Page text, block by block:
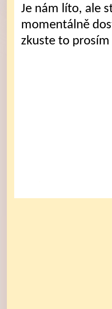
Je nám líto, ale
momentálně
zkuste to prosím